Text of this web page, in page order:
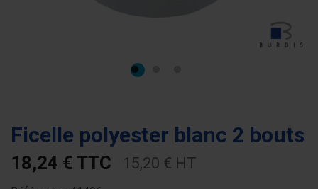
Ficelle polyester blanc 2 bouts
18,24 € TTC 15,20 € HT